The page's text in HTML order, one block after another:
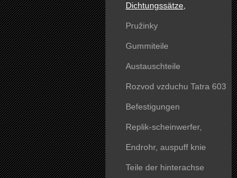
Dichtungssätze,
dichtungskörper
Pružinky
Gummiteile
Austauschteile
Rozvod vzduchu Tatra 603
Befestigungen
Replik-scheinwerfer,
kunststoffteile
Endrohr, auspuff knie
Teile der hinterachse